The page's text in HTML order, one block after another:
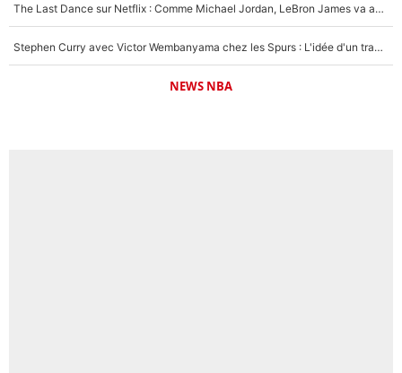
The Last Dance sur Netflix : Comme Michael Jordan, LeBron James va avoir le droit à sa série !
Stephen Curry avec Victor Wembanyama chez les Spurs : L'idée d'un trade historique est lancée en NBA !
NEWS NBA